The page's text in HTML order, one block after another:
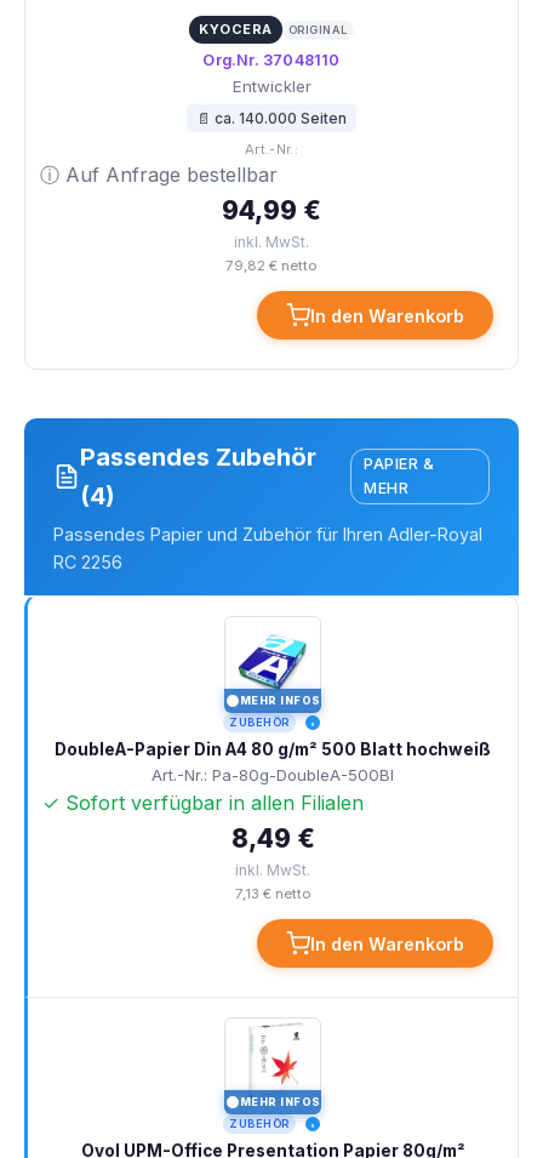
KYOCERA ORIGINAL
Org.Nr. 37048110
Entwickler
📄 ca. 140.000 Seiten
Art.-Nr.:
ⓘ Auf Anfrage bestellbar
94,99 €
inkl. MwSt.
79,82 € netto
In den Warenkorb
Passendes Zubehör
(4)
PAPIER &
MEHR
Passendes Papier und Zubehör für Ihren Adler-Royal
RC 2256
MEHR INFOS
ZUBEHÖR
DoubleA-Papier Din A4 80 g/m² 500 Blatt hochweiß
Art.-Nr.: Pa-80g-DoubleA-500Bl
✓ Sofort verfügbar in allen Filialen
8,49 €
inkl. MwSt.
7,13 € netto
In den Warenkorb
MEHR INFOS
ZUBEHÖR
Ovol UPM-Office Presentation Papier 80g/m²